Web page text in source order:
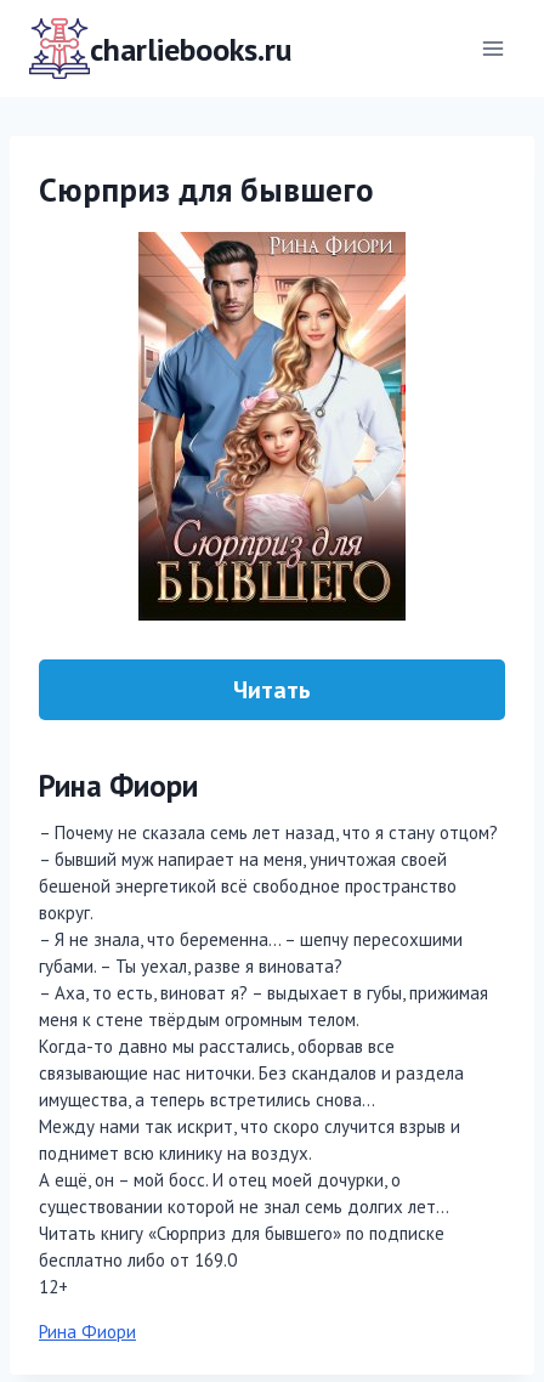
Перейти
содержимомуcharliebooks.ru
Сюрприз для бывшего
Читать
Рина Фиори
– Почему не сказала семь лет назад, что я стану отцом?
– бывший муж напирает на меня, уничтожая своей
бешеной энергетикой всё свободное пространство
вокруг.
– Я не знала, что беременна… – шепчу пересохшими
губами. – Ты уехал, разве я виновата?
– Аха, то есть, виноват я? – выдыхает в губы, прижимая
меня к стене твёрдым огромным телом.
Когда-то давно мы расстались, оборвав все
связывающие нас ниточки. Без скандалов и раздела
имущества, а теперь встретились снова…
Между нами так искрит, что скоро случится взрыв и
поднимет всю клинику на воздух.
А ещё, он – мой босс. И отец моей дочурки, о
существовании которой не знал семь долгих лет…
Читать книгу «Сюрприз для бывшего» по подписке
бесплатно либо от 169.0
12+
Метки
Рина Фиори